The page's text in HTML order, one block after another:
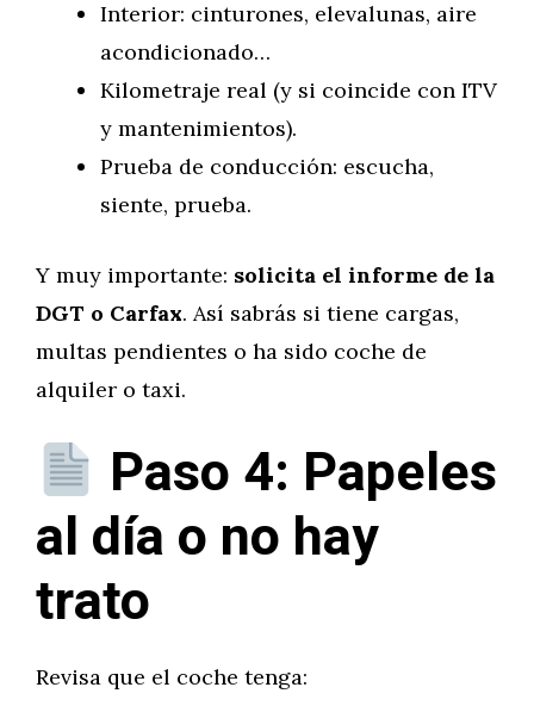
Interior: cinturones, elevalunas, aire
acondicionado…
Kilometraje real (y si coincide con ITV
y mantenimientos).
Prueba de conducción: escucha,
siente, prueba.
Y muy importante: solicita el informe de la
DGT o Carfax. Así sabrás si tiene cargas,
multas pendientes o ha sido coche de
alquiler o taxi.
Paso 4: Papeles
al día o no hay
trato
Revisa que el coche tenga: